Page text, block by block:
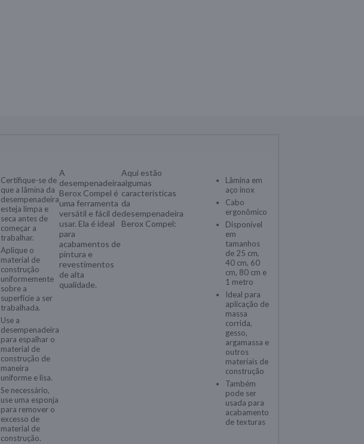
Certifique-se de
que a lâmina da
desempenadeira
esteja limpa e
seca antes de
começar a
trabalhar.
Aplique o
material de
construção
uniformemente
sobre a
superfície a ser
trabalhada.
Use a
desempenadeira
para espalhar o
material de
construção de
maneira
uniforme e lisa.
Se necessário,
use uma esponja
para remover o
excesso de
material de
construção.
A
desempenadeira
Berox Compel é
uma ferramenta
versátil e fácil de
usar. Ela é ideal
para
acabamentos de
pintura e
revestimentos
de alta
qualidade.
Aqui estão
algumas
características
da
desempenadeira
Berox Compel:
Lâmina em
aço inox
Cabo
ergonômico
Disponível
em
tamanhos
de 25 cm,
40 cm, 60
cm, 80 cm e
1 metro
Ideal para
aplicação de
massa
corrida,
gesso,
argamassa e
outros
materiais de
construção
Também
pode ser
usada para
acabamento
de texturas